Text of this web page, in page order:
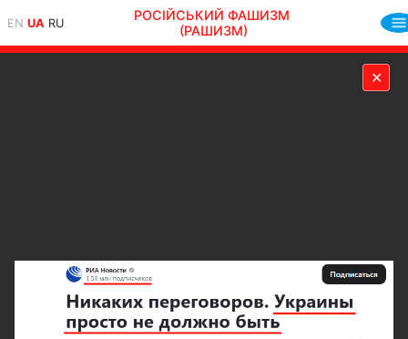
EN UA RU
РОСІЙСЬКИЙ ФАШИЗМ
(РАШИЗМ)
✕